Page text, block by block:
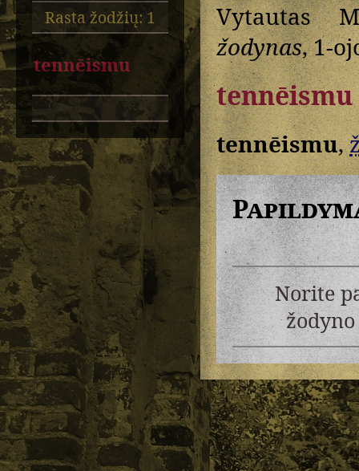
Rasta žodžių: 1
tennēismu
Vytautas
žodynas, 1-
tennēismu
tennēismu,
Norite